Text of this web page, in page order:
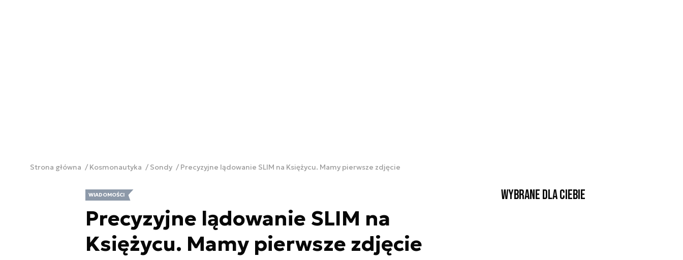
Strona główna Kosmonautyka Sondy Precyzyjne lądowanie SLIM na Księżycu. Mamy pierwsze zdjęcie
WIADOMOŚCI
Precyzyjne lądowanie SLIM na
Księżycu. Mamy pierwsze zdjęcie
Wybrane dla Ciebie